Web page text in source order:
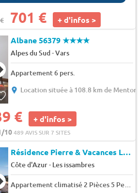
701 € + d'infos >
Albane 56379★★★★
Alpes du Sud-Vars
Appartement 6 pers.
Location située à 108.8 km de Menton
€ + d'infos >
10489 AVIS SUR 7 SITES
Résidence Pierre & Vacances Le Hameau des Issambres
Côte d'Azur- Les issambres